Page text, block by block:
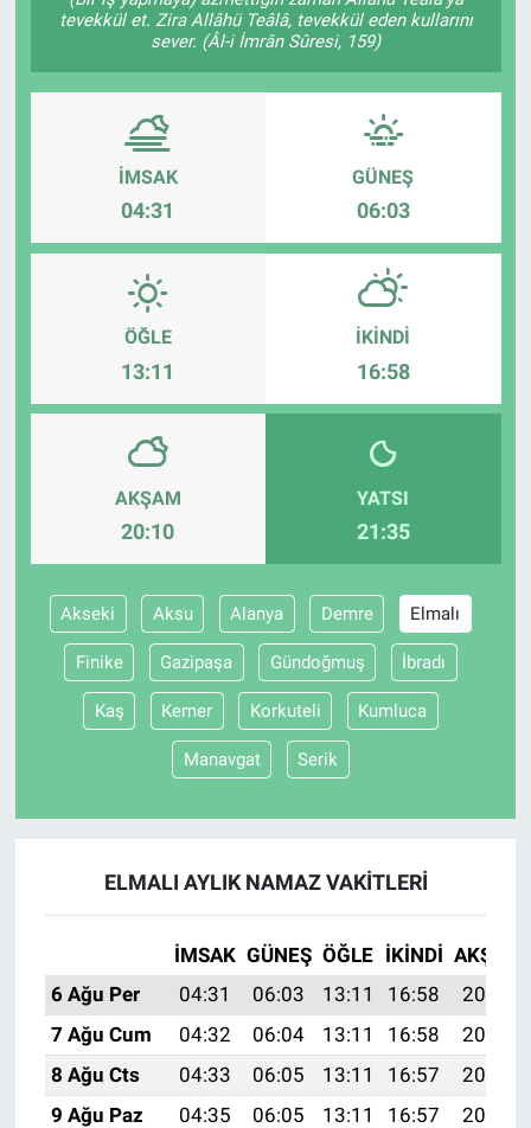
tevekkül et. Zira Allâhü Teâlâ, tevekkül eden kullarını
sever. (Âl-i İmrân Sûresi, 159)
İMSAK
04:31
GÜNEŞ
06:03
ÖĞLE
13:11
İKINDI
16:58
AKŞAM
20:10
YATSI
21:35
Akseki Aksu Alanya Demre Elmalı
Finike Gazipaşa Gündoğmuş İbradı
Kaş Kemer Korkuteli Kumluca
Manavgat Serik
ELMALI AYLIK NAMAZ VAKITLERI
İMSAK GÜNEŞ ÖĞLE İKINDI AKŞAM
6 Ağu Per
04:31 06:03 13:11 16:58
20:10
7 Ağu Cum
04:32 06:04 13:11 16:58
20:09
8 Ağu Cts
04:33 06:05 13:11 16:57
20:08
9 Ağu Paz
04:35 06:05 13:11 16:57
20:07
POLİTİKA
SAĞLIK
TEKNOLOJİ